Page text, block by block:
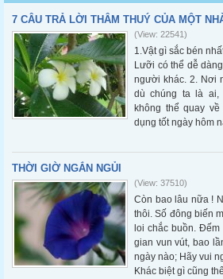
7 CÂU TRẢ LỜI THÂM THUÝ CỦA MỘT
(View: 22541)
1.Vật gì sắc bén
Lưỡi có thể dễ
người khác. 2. Nơi
dù chúng ta là ai,
không thể quay
dụng tốt ngày hôm
THỜI GIỜ NGẮN NGỦI
(View: 37510)
Còn bao lâu nữa !
thôi. Số đông biến
loi chắc buồn.
gian vun vút, bao
ngày nào; Hãy vui
Khác biệt gì cũng